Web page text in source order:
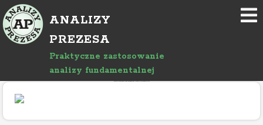
o
ANALIZY
PREZESA
Praktyczne zastosowanie
analizy fundamentalnej